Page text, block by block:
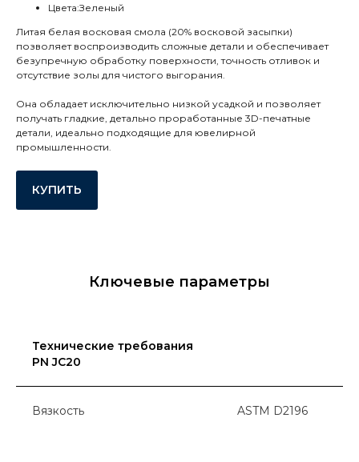
Цвета:Зеленый
Литая белая восковая смола (20% восковой засыпки)
позволяет воспроизводить сложные детали и обеспечивает
безупречную обработку поверхности, точность отливок и
отсутствие золы для чистого выгорания.
Она обладает исключительно низкой усадкой и позволяет
получать гладкие, детально проработанные 3D-печатные
детали, идеально подходящие для ювелирной
промышленности.
КУПИТЬ
Ключевые параметры
Технические требования
PN JC20
Вязкость ASTM D2196